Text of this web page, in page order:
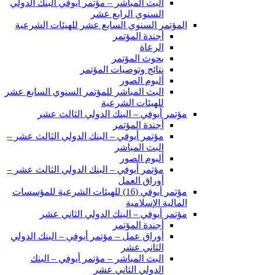
البث المباشر – مؤتمر أيوفي البنك الدولي
السنوي الرابع عشر
المؤتمر السنوي السابع عشر للهيئات الشرعية
أجندة المؤتمر
الرعاة
بحوث المؤتمر
نتائج وتوصيات المؤتمر
ألبوم الصور
البث المباشر للمؤتمر السنوي السابع عشر
للهيئات الشرعية
مؤتمر أيوفي – البنك الدولي الثالث عشر
أجندة المؤتمر
مؤتمر أيوفي – البنك الدولي الثالث عشر –
البث المباشر
ألبوم الصور
مؤتمر أيوفي – البنك الدولي الثالث عشر –
أوراق العمل
مؤتمر أيوفي (16) للهيئات الشرعية للمؤسسات
المالية الإسلامية
مؤتمر أيوفي – البنك الدولي الثاني عشر
أجندة المؤتمر
أوراق عمل – مؤتمر أيوفي – البنك الدولي
الثاني عشر
البث المباشر – مؤتمر أيوفي – البنك
الدولي الثاني عشر